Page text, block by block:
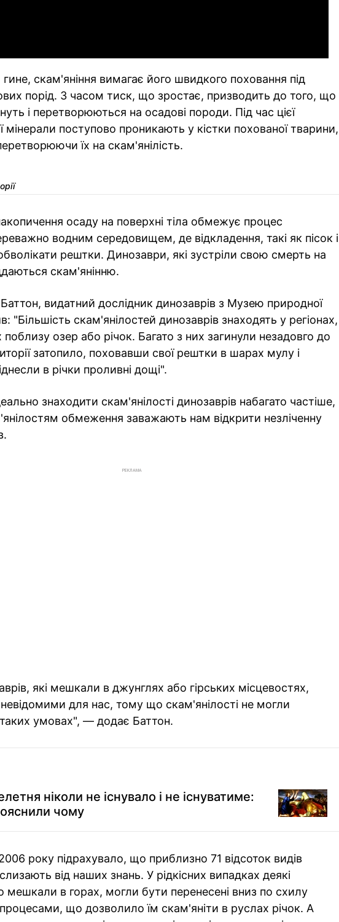
гине, скам'яніння вимагає його швидкого поховання під
порід. З часом тиск, що зростає, призводить до того, що
і перетворюються на осадові породи. Під час цієї
мінерали поступово проникають у кістки похованої тварини,
їх на скам'янілість.
осаду на поверхні тіла обмежує процес
водним середовищем, де відкладення, такі як пісок і
рештки. Динозаври, які зустріли свою смерть на
скам'янінню.
видатний дослідник динозаврів з Музею природної
"Більшість скам'янілостей динозаврів знаходять у регіонах,
озер або річок. Багато з них загинули незадовго до
затопило, поховавши свої рештки в шарах мулу і
в річки проливні дощі".
знаходити скам'янілості динозаврів набагато частіше,
обмеження заважають нам відкрити незліченну
РЕКЛАМА
які мешкали в джунглях або гірських місцевостях,
для нас, тому що скам'янілості не могли
умовах", — додає Баттон.
ніколи не існувало і не існуватиме:
чому
року підрахувало, що приблизно 71 відсоток видів
від наших знань. У рідкісних випадках деякі
в горах, могли бути перенесені вниз по схилу
що дозволило їм скам'яніти в руслах річок. А